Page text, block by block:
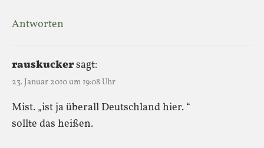
Antworten
rauskuckersagt:
23. Januar 2010 um 19:08 Uhr
Mist. „ist ja überall Deutschland hier. “
sollte das heißen.